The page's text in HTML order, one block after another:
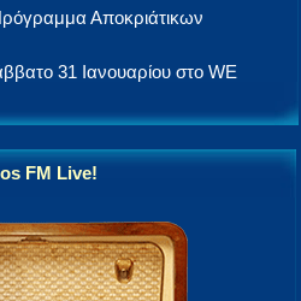
Αποκριάτικων
31 Ιανουαρίου στο WE
FM Live!